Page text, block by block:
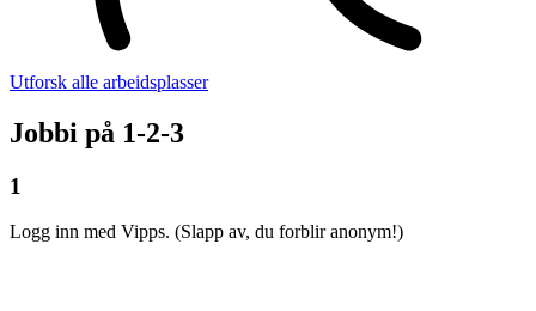
Utforsk alle arbeidsplasser
Jobbi på 1-2-3
1
Logg inn med Vipps. (Slapp av, du forblir anonym!)